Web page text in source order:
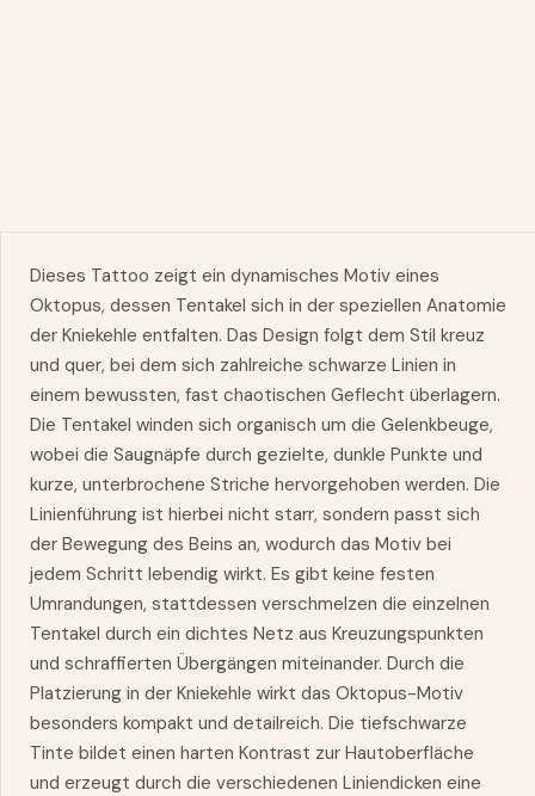
Dieses Tattoo zeigt ein dynamisches Motiv eines
Oktopus, dessen Tentakel sich in der speziellen Anatomie
der Kniekehle entfalten. Das Design folgt dem Stil kreuz
und quer, bei dem sich zahlreiche schwarze Linien in
einem bewussten, fast chaotischen Geflecht überlagern.
Die Tentakel winden sich organisch um die Gelenkbeuge,
wobei die Saugnäpfe durch gezielte, dunkle Punkte und
kurze, unterbrochene Striche hervorgehoben werden. Die
Linienführung ist hierbei nicht starr, sondern passt sich
der Bewegung des Beins an, wodurch das Motiv bei
jedem Schritt lebendig wirkt. Es gibt keine festen
Umrandungen, stattdessen verschmelzen die einzelnen
Tentakel durch ein dichtes Netz aus Kreuzungspunkten
und schraffierten Übergängen miteinander. Durch die
Platzierung in der Kniekehle wirkt das Oktopus-Motiv
besonders kompakt und detailreich. Die tiefschwarze
Tinte bildet einen harten Kontrast zur Hautoberfläche
und erzeugt durch die verschiedenen Liniendicken eine